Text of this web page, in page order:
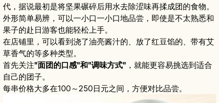
代，据说最初是将坚果碾碎后用水去除涩味再揉成团的食物。
外形简单易辨，可以一小口一小口地品尝，即使是不太熟悉和
果子的赴日游客也能轻松上手。
在店铺里，可以看到浇了油亮酱汁的、放了红豆馅的、带有艾
草香气的等多种类型。
首先关注"面团的口感"和"调味方式" ，就能更容易挑选到适合
自己的团子。
每串价格大多在100～250日元之间，方便对比品尝。